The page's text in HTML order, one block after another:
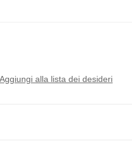
Aggiungi alla lista dei desideri